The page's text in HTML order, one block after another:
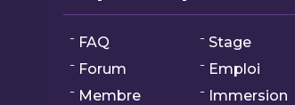
FAQ
Forum
Membre
Stage
Emploi
Immersion